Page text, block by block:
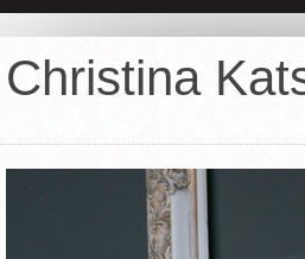
Christina